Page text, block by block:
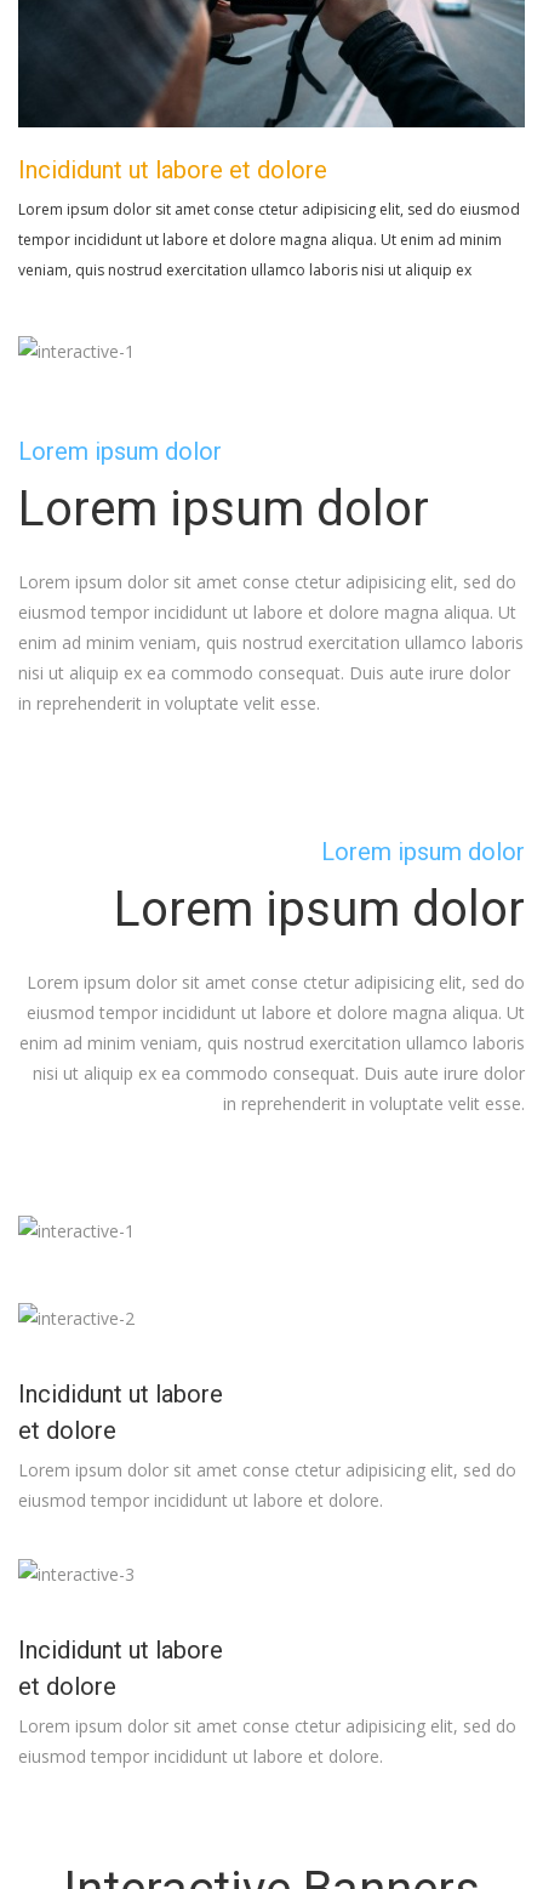
Incididunt ut labore et dolore
Lorem ipsum dolor sit amet conse ctetur adipisicing elit, sed do eiusmod
tempor incididunt ut labore et dolore magna aliqua. Ut enim ad minim
veniam, quis nostrud exercitation ullamco laboris nisi ut aliquip ex
Lorem ipsum dolor
Lorem ipsum dolor
Lorem ipsum dolor sit amet conse ctetur adipisicing elit, sed do
eiusmod tempor incididunt ut labore et dolore magna aliqua. Ut
enim ad minim veniam, quis nostrud exercitation ullamco laboris
nisi ut aliquip ex ea commodo consequat. Duis aute irure dolor
in reprehenderit in voluptate velit esse.
Lorem ipsum dolor
Lorem ipsum dolor
Lorem ipsum dolor sit amet conse ctetur adipisicing elit, sed do
eiusmod tempor incididunt ut labore et dolore magna aliqua. Ut
enim ad minim veniam, quis nostrud exercitation ullamco laboris
nisi ut aliquip ex ea commodo consequat. Duis aute irure dolor
in reprehenderit in voluptate velit esse.
Incididunt ut labore
et dolore
Lorem ipsum dolor sit amet conse ctetur adipisicing elit, sed do
eiusmod tempor incididunt ut labore et dolore.
Incididunt ut labore
et dolore
Lorem ipsum dolor sit amet conse ctetur adipisicing elit, sed do
eiusmod tempor incididunt ut labore et dolore.